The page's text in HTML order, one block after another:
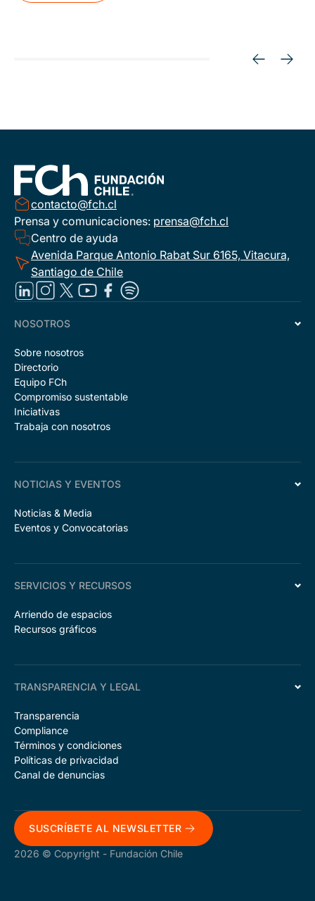
contacto@fch.cl
Prensa y comunicaciones: prensa@fch.cl
Centro de ayuda
Avenida Parque Antonio Rabat Sur 6165, Vitacura,
Santiago de Chile
NOSOTROS
Sobre nosotros
Directorio
Equipo FCh
Compromiso sustentable
Iniciativas
Trabaja con nosotros
NOTICIAS Y EVENTOS
Noticias & Media
Eventos y Convocatorias
SERVICIOS Y RECURSOS
Arriendo de espacios
Recursos gráficos
TRANSPARENCIA Y LEGAL
Transparencia
Compliance
Términos y condiciones
Políticas de privacidad
Canal de denuncias
SUSCRÍBETE AL NEWSLETTER
2026 © Copyright - Fundación Chile